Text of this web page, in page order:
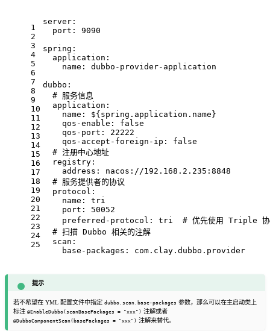
1
2
3
4
5
6
7
8
9
10
11
12
13
14
15
16
17
18
19
20
21
22
23
24
25
server:
port:
9090
spring:
application:
name:
dubbo-provider-application
dubbo:
# 服务信息
application:
name:
${spring.application.name}
qos-enable:
false
qos-port:
22222
qos-accept-foreign-ip:
false
# 注册中心地址
registry:
address:
nacos://192.168.2.235:8848
# 服务提供者的协议
protocol:
name:
tri
port:
50052
preferred-protocol:
tri
# 优先使用 Triple 协
# 扫描 Dubbo 相关的注解
scan:
base-packages:
com.clay.dubbo.provider
提示
若不希望在 YML 配置文件中指定dubbo.scan.base-packages 参数，那么可以在主启动类上
标注@EnableDubbo(scanBasePackages = "xxx") 注解或者
@DubboComponentScan(basePackages = "xxx") 注解来替代。